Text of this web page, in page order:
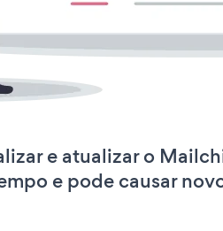
e atualizar o
e pode causar